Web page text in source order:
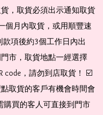
，取貨必須出示通知取貨
個月內取貨，或用順豐速
項後約3個工作日內出
市，取貨地點一經選擇
code，請勿到店取貨！ ☑️
取貨的客戶有機會時間會
購買的客人可直接到門市